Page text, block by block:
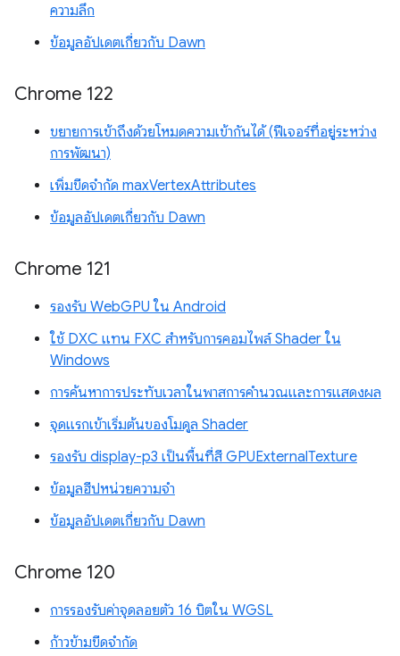
ความลึก
ข้อมูลอัปเดตเกี่ยวกับ Dawn
Chrome 122
ขยายการเข้าถึงด้วยโหมดความเข้ากันได้ (ฟีเจอร์ที่อยู่ระหว่าง
การพัฒนา)
เพิ่มขีดจำกัด maxVertexAttributes
ข้อมูลอัปเดตเกี่ยวกับ Dawn
Chrome 121
รองรับ WebGPU ใน Android
ใช้ DXC แทน FXC สำหรับการคอมไพล์ Shader ใน
Windows
การค้นหาการประทับเวลาในพาสการคำนวณและการแสดงผล
จุดแรกเข้าเริ่มต้นของโมดูล Shader
รองรับ display-p3 เป็นพื้นที่สี GPUExternalTexture
ข้อมูลฮีปหน่วยความจำ
ข้อมูลอัปเดตเกี่ยวกับ Dawn
Chrome 120
การรองรับค่าจุดลอยตัว 16 บิตใน WGSL
ก้าวข้ามขีดจำกัด